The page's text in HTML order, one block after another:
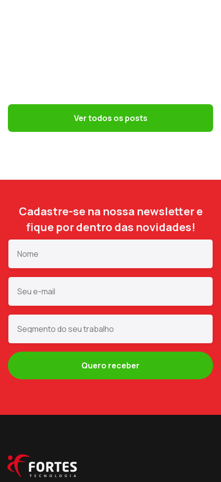
Terceirização: 7 riscos trabalhistas que o
DP precisa evitarVer todos os posts
Cadastre-se na nossa newsletter e
fique por dentro das novidades!